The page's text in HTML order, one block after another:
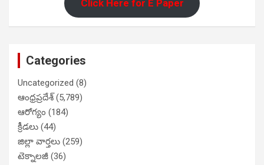
Click Here for E Paper
Categories
Uncategorized (8)
ఆంధ్రప్రదేశ్(5,789)
ఆరోగ్యం (184)
క్రీడలు (44)
జిల్లా వార్తలు (259)
టెక్నాలజీ (36)